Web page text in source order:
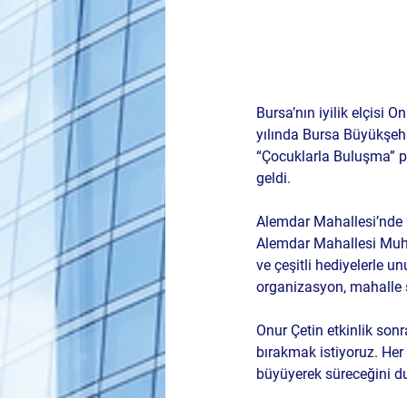
Bursa’nın iyilik elçisi
yılında Bursa
“Çocuklarla Buluşma”
geldi.
Alemdar
Alemdar Mahallesi
ve çeşitli hediyelerle
organizasyon, mahalle
Onur Çetin etkinlik
bırakmak istiyoruz.
büyüyerek süreceğini